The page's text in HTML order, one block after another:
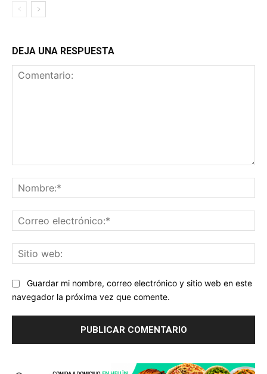
DEJA UNA RESPUESTA
Guardar mi nombre, correo electrónico y sitio web en este
navegador la próxima vez que comente.